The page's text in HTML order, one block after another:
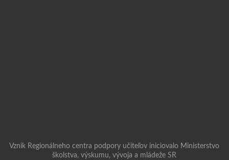
Vznik Regionálneho centra podpory učiteľov iniciovalo Ministerstvo
školstva, výskumu, vývoja a mládeže SR